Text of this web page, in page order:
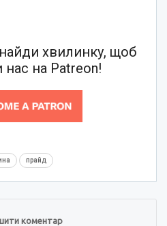
хвилинку, щоб
нас на Patreon!
прайд
коментар